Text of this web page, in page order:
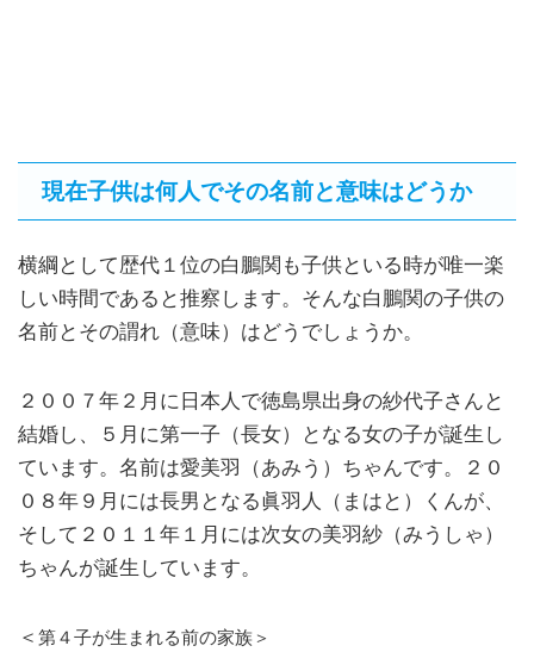
現在子供は何人でその名前と意味はどうか
横綱として歴代１位の白鵬関も子供といる時が唯一楽
しい時間であると推察します。そんな白鵬関の子供の
名前とその謂れ（意味）はどうでしょうか。
２００７年２月に日本人で徳島県出身の紗代子さんと
結婚し、５月に第一子（長女）となる女の子が誕生し
ています。名前は愛美羽（あみう）ちゃんです。２０
０８年９月には長男となる眞羽人（まはと）くんが、
そして２０１１年１月には次女の美羽紗（みうしゃ）
ちゃんが誕生しています。
＜ 第４子が生まれる前の家族＞